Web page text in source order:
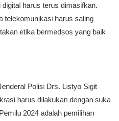
harus terus dimasifkan.
telekomunikasi harus saling
etika bermedsos yang baik
Polisi Drs. Listyo Sigit
harus dilakukan dengan suka
2024 adalah pemilihan